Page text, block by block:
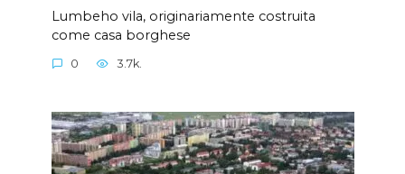
Lumbeho vila, originariamente costruita
come casa borghese
0 3.7k.